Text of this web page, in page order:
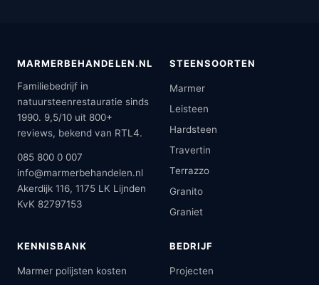
MARMERBEHANDELEN.NL
Familiebedrijf in
natuursteenrestauratie sinds
1990. 9,5/10 uit 800+
reviews, bekend van RTL4.
085 800 0 007
info@marmerbehandelen.nl
Akerdijk 116, 1175 LK Lijnden
KvK 82797153
STEENSOORTEN
Marmer
Leisteen
Hardsteen
Travertin
Terrazzo
Granito
Graniet
KENNISBANK
Marmer polijsten kosten
BEDRIJF
Projecten